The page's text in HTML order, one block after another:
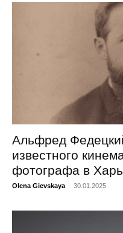
Альфред
известного
фотографа в
Olena Gievskaya - 30.01.2025